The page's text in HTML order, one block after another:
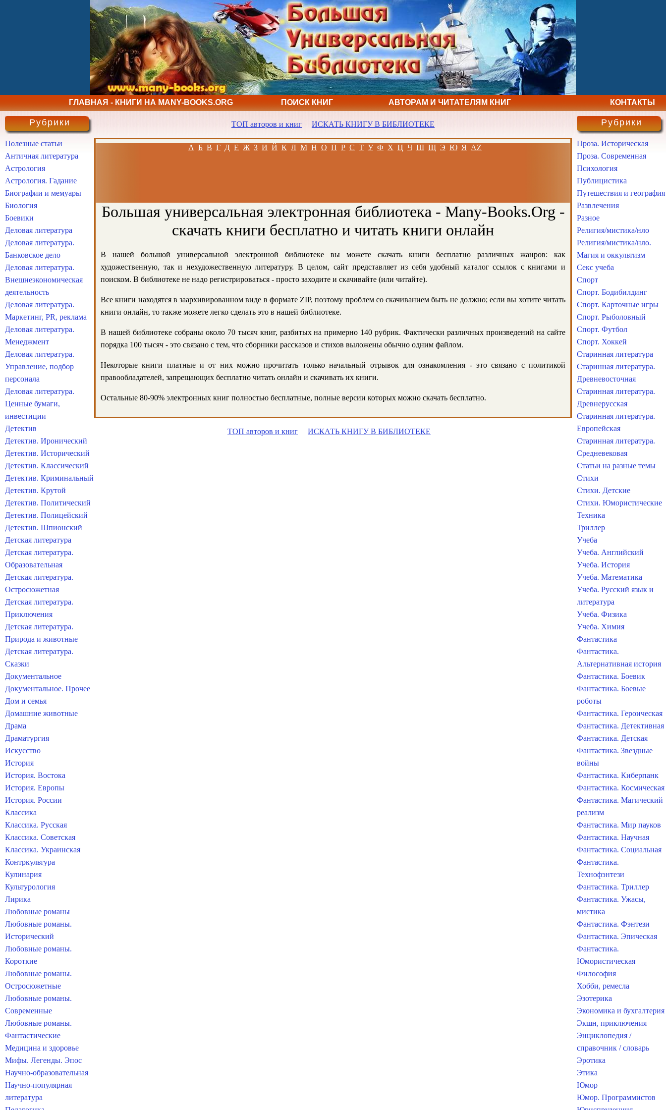
ГЛАВНАЯ - КНИГИ НА MANY-BOOKS.ORG ПОИСК КНИГ АВТОРАМ И ЧИТАТЕЛЯМ КНИГ КОНТАКТЫ
ТОП авторов и книг ИСКАТЬ КНИГУ В БИБЛИОТЕКЕ
А Б В Г Д Е Ж З И Й К Л М Н О П Р С Т У Ф Х Ц Ч Ш Щ Э Ю Я AZ
Большая универсальная электронная библиотека - Many-Books.Org -
скачать книги бесплатно и читать книги онлайн
В нашей большой универсальной электронной библиотеке вы можете скачать книги бесплатно различных жанров: как
художественную, так и нехудожественную литературу. В целом, сайт представляет из себя удобный каталог ссылок с книгами и
поиском. В библиотеке не надо регистрироваться - просто заходите и скачивайте (или читайте).
Все книги находятся в заархивированном виде в формате ZIP, поэтому проблем со скачиванием быть не должно; если вы хотите читать
книги онлайн, то также можете легко сделать это в нашей библиотеке.
В нашей библиотеке собраны около 70 тысяч книг, разбитых на примерно 140 рубрик. Фактически различных произведений на сайте
порядка 100 тысяч - это связано с тем, что сборники рассказов и стихов выложены обычно одним файлом.
Некоторые книги платные и от них можно прочитать только начальный отрывок для ознакомления - это связано с политикой
правообладателей, запрещающих бесплатно читать онлайн и скачивать их книги.
Остальные 80-90% электронных книг полностью бесплатные, полные версии которых можно скачать бесплатно.
ТОП авторов и книг ИСКАТЬ КНИГУ В БИБЛИОТЕКЕ
Рубрики
Полезные статьи
Античная литература
Астрология
Астрология. Гадание
Биографии и мемуары
Биология
Боевики
Деловая литература
Деловая литература.
Банковское дело
Деловая литература.
Внешнеэкономическая
деятельность
Деловая литература.
Маркетинг, PR, реклама
Деловая литература.
Менеджмент
Деловая литература.
Управление, подбор
персонала
Деловая литература.
Ценные бумаги,
инвестиции
Детектив
Детектив. Иронический
Детектив. Исторический
Детектив. Классический
Детектив. Криминальный
Детектив. Крутой
Детектив. Политический
Детектив. Полицейский
Детектив. Шпионский
Детская литература
Детская литература.
Образовательная
Детская литература.
Остросюжетная
Детская литература.
Приключения
Детская литература.
Природа и животные
Детская литература.
Сказки
Документальное
Документальное. Прочее
Дом и семья
Домашние животные
Драма
Драматургия
Искусство
История
История. Востока
История. Европы
История. России
Классика
Классика. Русская
Классика. Советская
Классика. Украинская
Контркультура
Кулинария
Культурология
Лирика
Любовные романы
Любовные романы.
Исторический
Любовные романы.
Короткие
Любовные романы.
Остросюжетные
Любовные романы.
Современные
Любовные романы.
Фантастические
Медицина и здоровье
Мифы. Легенды. Эпос
Научно-образовательная
Научно-популярная
литература
Рубрики
Проза. Историческая
Проза. Современная
Психология
Публицистика
Путешествия и география
Развлечения
Разное
Религия/мистика/нло
Религия/мистика/нло.
Магия и оккультизм
Секс учеба
Спорт
Спорт. Бодибилдинг
Спорт. Карточные игры
Спорт. Рыболовный
Спорт. Футбол
Спорт. Хоккей
Старинная литература
Старинная литература.
Древневосточная
Старинная литература.
Древнерусская
Старинная литература.
Европейская
Старинная литература.
Средневековая
Статьи на разные темы
Стихи
Стихи. Детские
Стихи. Юмористические
Техника
Триллер
Учеба
Учеба. Английский
Учеба. История
Учеба. Математика
Учеба. Русский язык и
литература
Учеба. Физика
Учеба. Химия
Фантастика
Фантастика.
Альтернативная история
Фантастика. Боевик
Фантастика. Боевые
роботы
Фантастика. Героическая
Фантастика. Детективная
Фантастика. Детская
Фантастика. Звездные
войны
Фантастика. Киберпанк
Фантастика. Космическая
Фантастика. Магический
реализм
Фантастика. Мир пауков
Фантастика. Научная
Фантастика. Социальная
Фантастика.
Технофэнтези
Фантастика. Триллер
Фантастика. Ужасы,
мистика
Фантастика. Фэнтези
Фантастика. Эпическая
Фантастика.
Юмористическая
Философия
Хобби, ремесла
Эзотерика
Экономика и бухгалтерия
Экшн, приключения
Энциклопедия /
справочник / словарь
Эротика
Этика
Юмор
Юмор. Программистов